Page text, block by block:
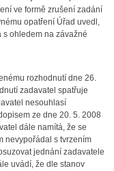
ve formě zrušení zadání
opatření Úřad uvedl,
ohledem na závažné
rozhodnutí dne 26.
zadavatel spatřuje
nesouhlasí
ze dne 20. 5. 2008
dále namítá, že se
nevypořádal s tvrzením
jednání zadavatele
uvádí, že dle stanov